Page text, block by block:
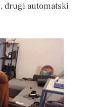
drugi automatski